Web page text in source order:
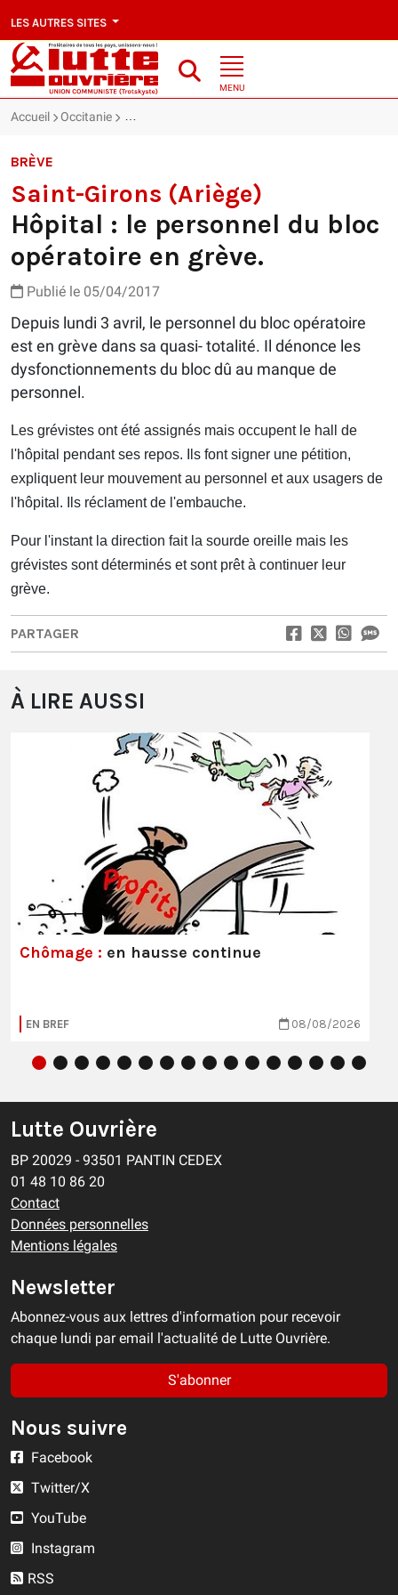
LES AUTRES SITES
MENU
Accueil Occitanie Saint-Girons (Ariège) : Hôpital : le personnel du
BRÈVE
Saint-Girons (Ariège)
Hôpital : le personnel du bloc
opératoire en grève.
Publié le 05/04/2017
Depuis lundi 3 avril, le personnel du bloc opératoire
est en grève dans sa quasi- totalité. Il dénonce les
dysfonctionnements du bloc dû au manque de
personnel.
Les grévistes ont été assignés mais occupent le hall de
l'hôpital pendant ses repos. Ils font signer une pétition,
expliquent leur mouvement au personnel et aux usagers de
l'hôpital. Ils réclament de l'embauche.
Pour l'instant la direction fait la sourde oreille mais les
grévistes sont déterminés et sont prêt à continuer leur
grève.
PARTAGER
À LIRE AUSSI
Chômage : en hausse continue
EN BREF 08/08/2026
Lutte Ouvrière
BP 20029 - 93501 PANTIN CEDEX
01 48 10 86 20
Contact
Données personnelles
Mentions légales
Newsletter
Abonnez-vous aux lettres d'information pour recevoir
chaque lundi par email l'actualité de Lutte Ouvrière.
S'abonner
Nous suivre
Facebook
Twitter/X
YouTube
Instagram
RSS